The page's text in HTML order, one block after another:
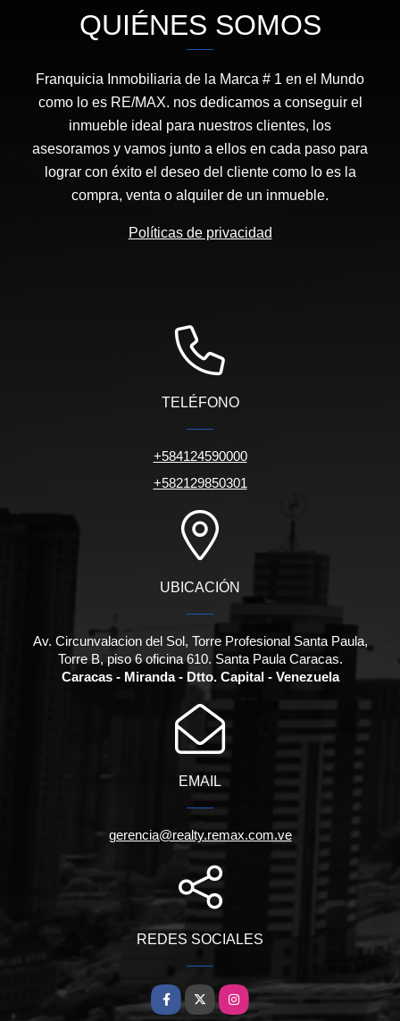
QUIÉNES SOMOS
Franquicia Inmobiliaria de la Marca # 1 en el Mundo
como lo es RE/MAX. nos dedicamos a conseguir el
inmueble ideal para nuestros clientes, los
asesoramos y vamos junto a ellos en cada paso para
lograr con éxito el deseo del cliente como lo es la
compra, venta o alquiler de un inmueble.
Políticas de privacidad
TELÉFONO
+584124590000
+582129850301
UBICACIÓN
Av. Circunvalacion del Sol, Torre Profesional Santa Paula,
Torre B, piso 6 oficina 610. Santa Paula Caracas.
Caracas - Miranda - Dtto. Capital - Venezuela
EMAIL
gerencia@realty.remax.com.ve
REDES SOCIALES
Facebook
X Instagram